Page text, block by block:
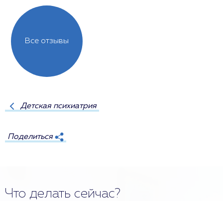
Все отзывы
Детская психиатрия
Поделиться
Что делать сейчас?